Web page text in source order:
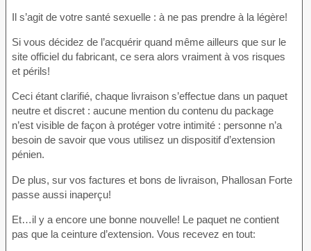
Il s’agit de votre santé sexuelle : à ne pas prendre à la légère!
Si vous décidez de l’acquérir quand même ailleurs que sur le
site officiel du fabricant, ce sera alors vraiment à vos risques
et périls!
Ceci étant clarifié, chaque livraison s’effectue dans un paquet
neutre et discret : aucune mention du contenu du package
n’est visible de façon à protéger votre intimité : personne n’a
besoin de savoir que vous utilisez un dispositif d’extension
pénien.
De plus, sur vos factures et bons de livraison, Phallosan Forte
passe aussi inaperçu!
Et…il y a encore une bonne nouvelle! Le paquet ne contient
pas que la ceinture d’extension. Vous recevez en tout: